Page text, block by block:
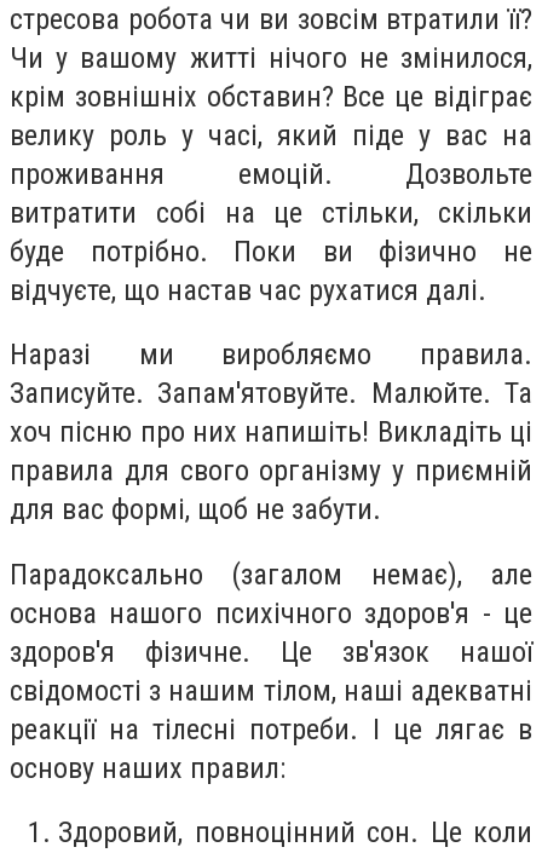
стресова робота чи ви зовсім втратили її?
Чи у вашому житті нічого не змінилося,
крім зовнішніх обставин? Все це відіграє
велику роль у часі, який піде у вас на
проживання емоцій. Дозвольте
витратити собі на це стільки, скільки
буде потрібно. Поки ви фізично не
відчуєте, що настав час рухатися далі.
Наразі ми виробляємо правила.
Записуйте. Запам'ятовуйте. Малюйте. Та
хоч пісню про них напишіть! Викладіть ці
правила для свого організму у приємній
для вас формі, щоб не забути.
Парадоксально (загалом немає), але
основа нашого психічного здоров'я - це
здоров'я фізичне. Це зв'язок нашої
свідомості з нашим тілом, наші адекватні
реакції на тілесні потреби. І це лягає в
основу наших правил:
Здоровий, повноцінний сон. Це коли